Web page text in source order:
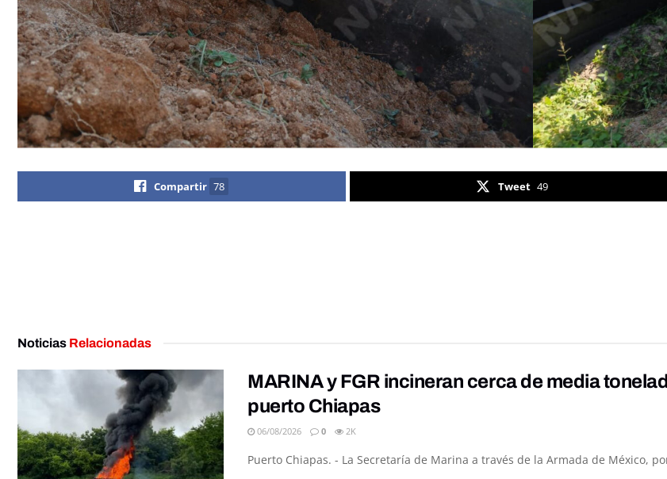
Compartir 78 Tweet 49
Noticias Relacionadas
MARINA y FGR incineran cerca de media
puerto Chiapas
06/08/2026 0 2K
Puerto Chiapas. - La Secretaría de Marina a través de la Armada de México,